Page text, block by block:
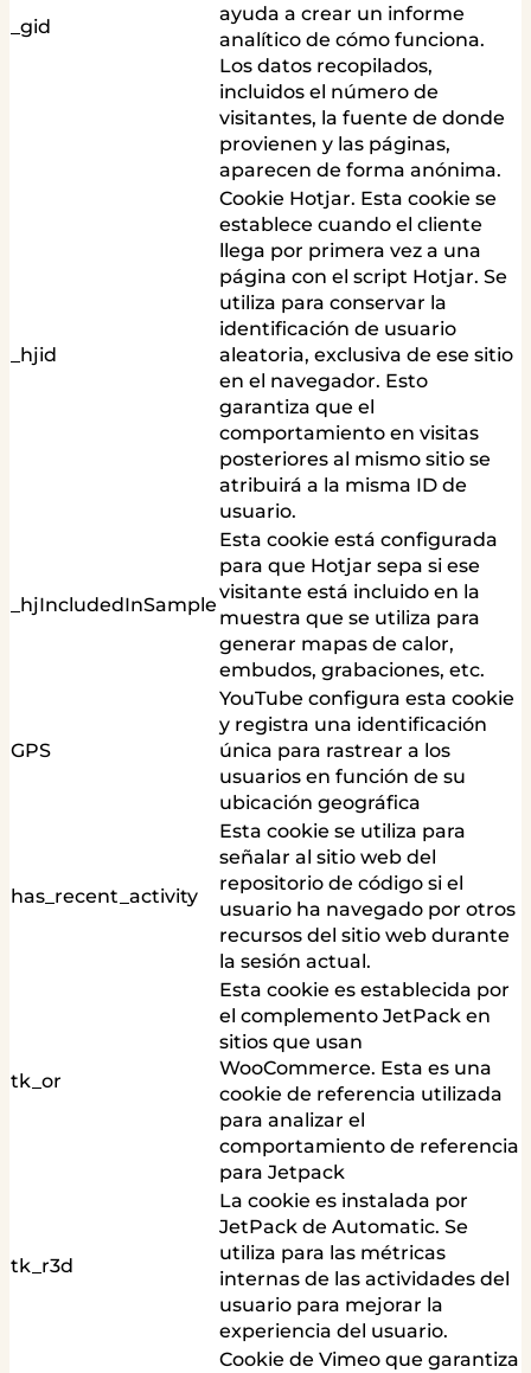
_gid
ayuda a crear un informe
analítico de cómo funciona.
Los datos recopilados,
incluidos el número de
visitantes, la fuente de donde
provienen y las páginas,
aparecen de forma anónima.
_hjid
Cookie Hotjar. Esta cookie se
establece cuando el cliente
llega por primera vez a una
página con el script Hotjar. Se
utiliza para conservar la
identificación de usuario
aleatoria, exclusiva de ese sitio
en el navegador. Esto
garantiza que el
comportamiento en visitas
posteriores al mismo sitio se
atribuirá a la misma ID de
usuario.
_hjIncludedInSample
Esta cookie está configurada
para que Hotjar sepa si ese
visitante está incluido en la
muestra que se utiliza para
generar mapas de calor,
embudos, grabaciones, etc.
GPS
YouTube configura esta cookie
y registra una identificación
única para rastrear a los
usuarios en función de su
ubicación geográfica
has_recent_activity
Esta cookie se utiliza para
señalar al sitio web del
repositorio de código si el
usuario ha navegado por otros
recursos del sitio web durante
la sesión actual.
tk_or
Esta cookie es establecida por
el complemento JetPack en
sitios que usan
WooCommerce. Esta es una
cookie de referencia utilizada
para analizar el
comportamiento de referencia
para Jetpack
tk_r3d
La cookie es instalada por
JetPack de Automatic. Se
utiliza para las métricas
internas de las actividades del
usuario para mejorar la
experiencia del usuario.
Cookie de Vimeo que garantiza